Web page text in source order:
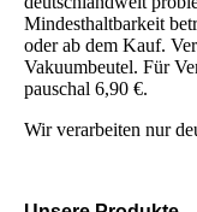
Mindesthaltbarkeit
oder ab dem Kauf.
Vakuumbeutel. Für
pauschal 6,90 €.
Wir verarbeiten nur